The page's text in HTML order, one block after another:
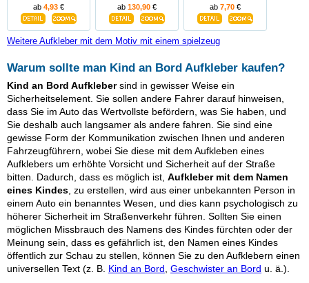
ab 4,93 € ab 130,90 € ab 7,70 €
Weitere Aufkleber mit dem Motiv mit einem spielzeug
Warum sollte man Kind an Bord Aufkleber kaufen?
Kind an Bord Aufklebersind in gewisser Weise ein
Sicherheitselement. Sie sollen andere Fahrer darauf hinweisen,
dass Sie im Auto das Wertvollste befördern, was Sie haben, und
Sie deshalb auch langsamer als andere fahren. Sie sind eine
gewisse Form der Kommunikation zwischen Ihnen und anderen
Fahrzeugführern, wobei Sie diese mit dem Aufkleben eines
Aufklebers um erhöhte Vorsicht und Sicherheit auf der Straße
bitten. Dadurch, dass es möglich ist, Aufkleber mit dem Namen
eines Kindes , zu erstellen, wird aus einer unbekannten Person in
einem Auto ein benanntes Wesen, und dies kann psychologisch zu
höherer Sicherheit im Straßenverkehr führen. Sollten Sie einen
möglichen Missbrauch des Namens des Kindes fürchten oder der
Meinung sein, dass es gefährlich ist, den Namen eines Kindes
öffentlich zur Schau zu stellen, können Sie zu den Aufklebern einen
universellen Text (z. B. Kind an Bord Geschwister an Bord u. ä.).